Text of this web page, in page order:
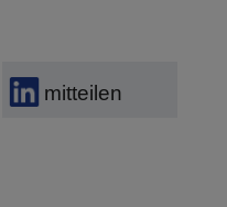
mitteilen